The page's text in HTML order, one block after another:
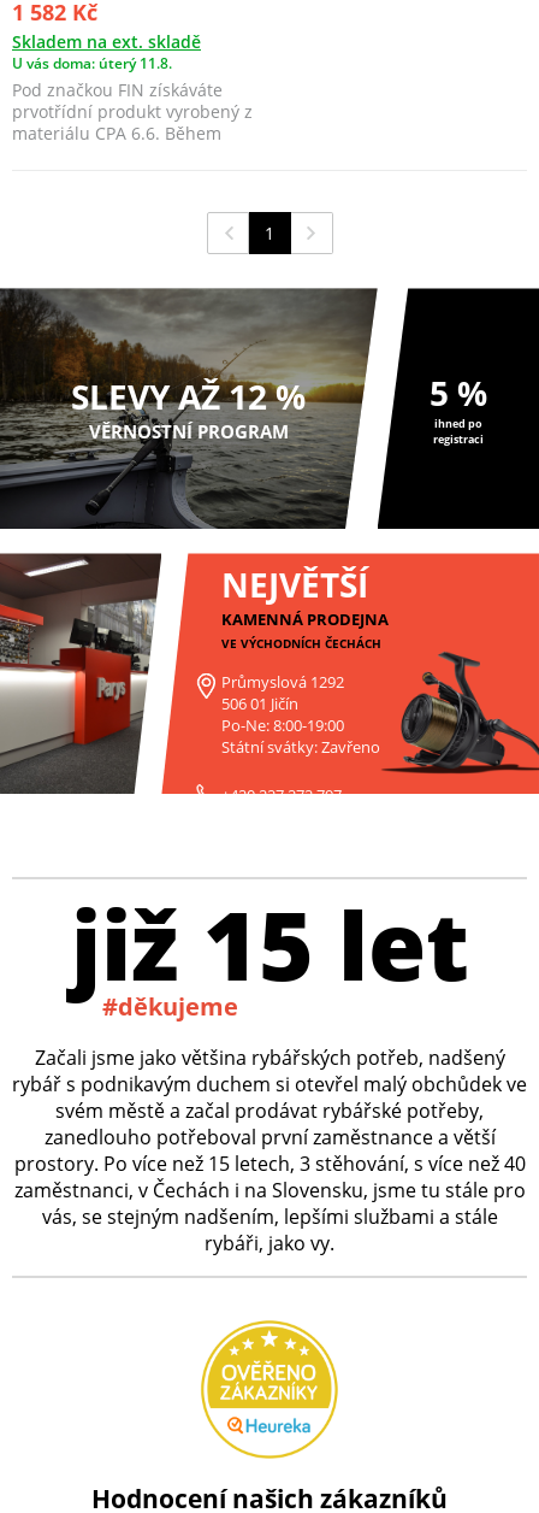
1 582 Kč
Skladem na ext. skladě
U vás doma: úterý 11.8.
Pod značkou FIN získáváte
prvotřídní produkt vyrobený z
materiálu CPA 6.6. Během
1
SLEVY AŽ 12 %
VĚRNOSTNÍ PROGRAM
5 %
ihned po
registraci
NEJVĚTŠÍ
KAMENNÁ PRODEJNA
VE VÝCHODNÍCH ČECHÁCH
Průmyslová 1292
506 01 Jičín
Po-Ne: 8:00-19:00
Státní svátky: Zavřeno
+420 227 272 797
již 15 let
#děkujeme
Začali jsme jako většina rybářských potřeb, nadšený
rybář s podnikavým duchem si otevřel malý obchůdek ve
svém městě a začal prodávat rybářské potřeby,
zanedlouho potřeboval první zaměstnance a větší
prostory. Po více než 15 letech, 3 stěhování, s více než 40
zaměstnanci, v Čechách i na Slovensku, jsme tu stále pro
vás, se stejným nadšením, lepšími službami a stále
rybáři, jako vy.
Hodnocení našich zákazníků